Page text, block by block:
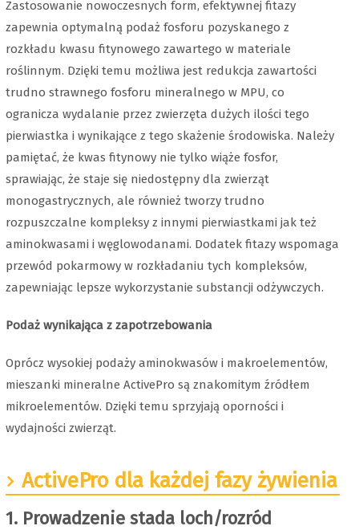
Zastosowanie nowoczesnych form, efektywnej fitazy
zapewnia optymalną podaż fosforu pozyskanego z
rozkładu kwasu fitynowego zawartego w materiale
roślinnym. Dzięki temu możliwa jest redukcja zawartości
trudno strawnego fosforu mineralnego w MPU, co
ogranicza wydalanie przez zwierzęta dużych ilości tego
pierwiastka i wynikające z tego skażenie środowiska. Należy
pamiętać, że kwas fitynowy nie tylko wiąże fosfor,
sprawiając, że staje się niedostępny dla zwierząt
monogastrycznych, ale również tworzy trudno
rozpuszczalne kompleksy z innymi pierwiastkami jak też
aminokwasami i węglowodanami. Dodatek fitazy wspomaga
przewód pokarmowy w rozkładaniu tych kompleksów,
zapewniając lepsze wykorzystanie substancji odżywczych.
Podaż wynikająca z zapotrzebowania
Oprócz wysokiej podaży aminokwasów i makroelementów,
mieszanki mineralne ActivePro są znakomitym źródłem
mikroelementów. Dzięki temu sprzyjają oporności i
wydajności zwierząt.
ActivePro dla każdej fazy żywienia
1. Prowadzenie stada loch/rozród